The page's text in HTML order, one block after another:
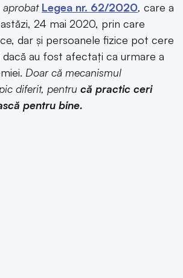
aprobat Legea nr. 62/2020, care a
24 mai 2020, prin care
dar și persoanele fizice pot cere
dacă au fost afectați ca urmare a
Doar că mecanismul
diferit, pentru că practic ceri
pentru bine.